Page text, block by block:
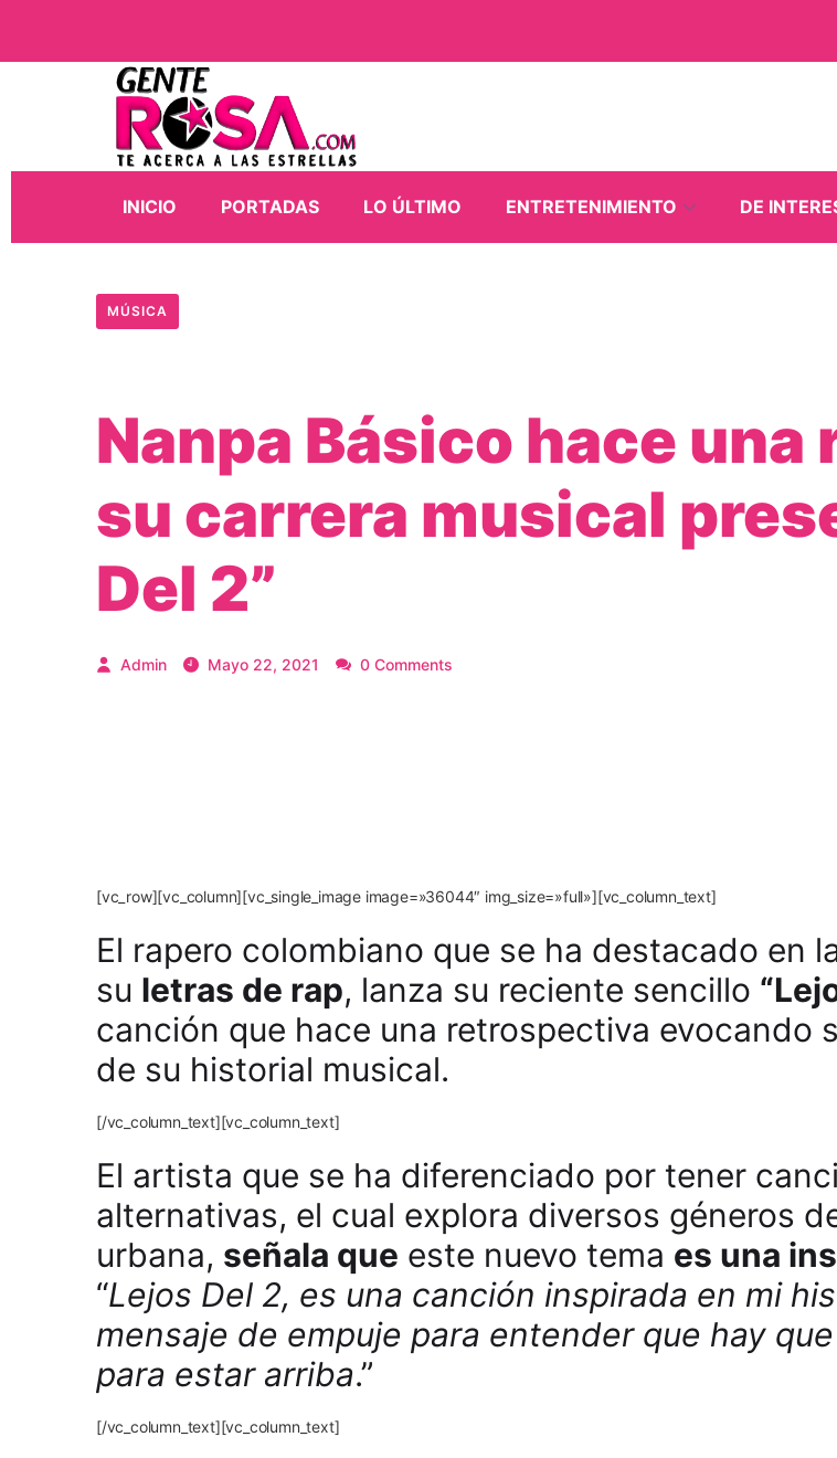
INICIO PORTADAS LO ÚLTIMO ENTRETENIMIENTO DE
MÚSICA
Nanpa Básico hace
su carrera musical
Del 2”
Admin Mayo 22, 2021 0 Comments
[vc_row][vc_column][vc_single_image image=»36044″ img_size=»full»][vc_column_text]
El rapero colombiano que se ha destacado en
su letras de rap, lanza su reciente sencillo
canción que hace una retrospectiva evocando
de su historial musical.
[/vc_column_text][vc_column_text]
El artista que se ha diferenciado por tener
alternativas, el cual explora diversos géneros
urbana, señala que este nuevo tema es una
“Lejos Del 2, es una canción inspirada en mi
mensaje de empuje para entender que hay
para estar arriba.”
[/vc_column_text][vc_column_text]